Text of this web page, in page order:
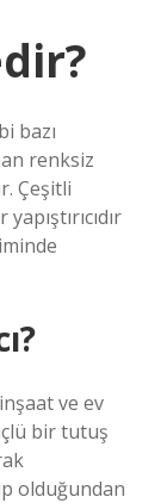
bazı
renksiz
Çeşitli
inşaat ve ev
bir tutuş
olduğundan